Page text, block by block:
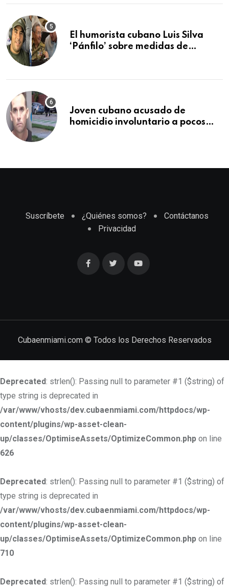
que lo detuvo durante una
El humorista cubano Luis Silva
‘Pánfilo’ sobre medidas de
Joven cubano acusado de
homicidio involuntario a pocos
Suscríbete ¿Quiénes somos?
Contáctanos
Privacidad
Cubaenmiami.com © Todos los Derechos Reservados
Deprecated: strlen(): Passing null to parameter #1 ($string) of
type string is deprecated in
/var/www/vhosts/dev.cubaenmiami.com/httpdocs/wp-
content/plugins/wp-asset-clean-
up/classes/OptimiseAssets/OptimizeCommon.php on line
626
Deprecated: strlen(): Passing null to parameter #1 ($string) of
type string is deprecated in
/var/www/vhosts/dev.cubaenmiami.com/httpdocs/wp-
content/plugins/wp-asset-clean-
up/classes/OptimiseAssets/OptimizeCommon.php on line
710
Deprecated: strlen(): Passing null to parameter #1 ($string) of